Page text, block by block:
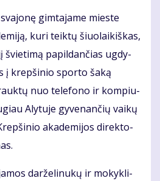
gim­ta­ja­me mies­te
ku­ri teik­tų šiuo­lai­kiš­kas,
švie­ti­mą pa­pil­dan­čias ug­dy­
į krep­ši­nio spor­to ša­ką
nuo te­le­fo­no ir kom­piu­
Aly­tu­je gy­ve­nan­čių vai­kų
aka­de­mi­jos di­rek­to­
dar­že­li­nu­kų ir mo­kyk­li­